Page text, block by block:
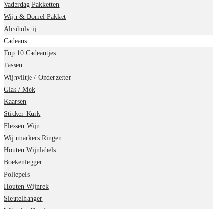
Vaderdag Pakketten
Wijn & Borrel Pakket
Alcoholvrij
Cadeaus
Top 10 Cadeautjes
Tassen
Wijnviltje / Onderzetter
Glas / Mok
Kaarsen
Sticker Kurk
Flessen Wijn
Wijnmarkers Ringen
Houten Wijnlabels
Boekenlegger
Pollepels
Houten Wijnrek
Sleutelhanger